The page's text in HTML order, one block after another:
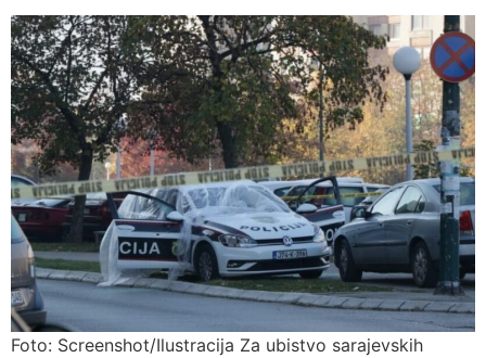
Foto: Screenshot/Ilustracija Za ubistvo sarajevskih